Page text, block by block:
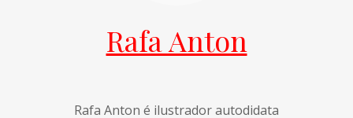
Rafa Anton
Rafa Anton é ilustrador autodidata